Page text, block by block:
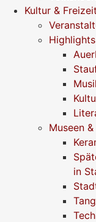
Kultur & Freizeit
Highlights
Museen
in